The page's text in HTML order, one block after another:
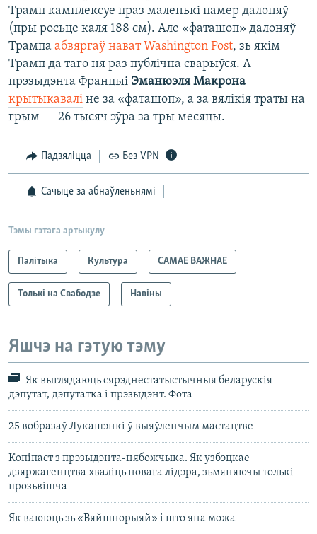
Трамп камплексуе праз маленькі памер далоняў
(пры росьце каля 188 см). Але «фаташоп» далоняў
Трампа абвяргаў нават Washington Post, зь якім
Трамп да таго ня раз публічна сварыўся. А
прэзыдэнта Францыі Эманюэля Макрона
крытыкавалі не за «фаташоп», а за вялікія траты на
грым — 26 тысяч эўра за тры месяцы.
Падзяліцца Без VPN
Сачыце за абнаўленьнямі
Тэмы гэтага артыкулу
Палітыка Культура САМАЕ ВАЖНАЕ
Толькі на Свабодзе Навіны
Яшчэ на гэтую тэму
Як выглядаюць сярэднестатыстычныя беларускія
дэпутат, дэпутатка і прэзыдэнт. Фота
25 вобразаў Лукашэнкі ў выяўленчым мастацтве
Копіпаст з прэзыдэнта-нябожчыка. Як узбэцкае
дзяржагенцтва хваліць новага лідэра, зьмяняючы толькі
прозьвішча
Як ваююць зь «Вяйшнорыяй» і што яна можа